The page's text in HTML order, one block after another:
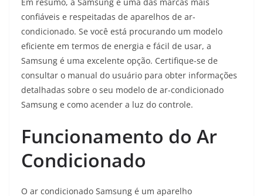
confiáveis e respeitadas de aparelhos de ar-
condicionado. Se você está procurando um modelo
eficiente em termos de energia e fácil de usar, a
Samsung é uma excelente opção. Certifique-se de
consultar o manual do usuário para obter informações
detalhadas sobre o seu modelo de ar-condicionado
Samsung e como acender a luz do controle.
Funcionamento do Ar
Condicionado
O ar condicionado Samsung é um aparelho